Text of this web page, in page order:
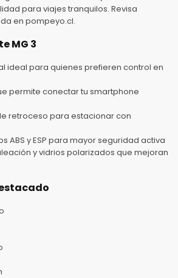
para viajes tranquilos. Revisa
en pompeyo.cl.
MG 3
ideal para quienes prefieren control en
permite conectar tu smartphone
retroceso para estacionar con
ABS y ESP para mayor seguridad activa
y vidrios polarizados que mejoran